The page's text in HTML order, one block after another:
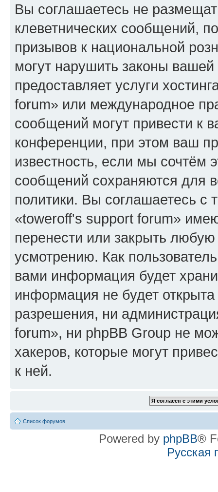
Вы соглашаетесь не
клеветнических сообщений,
призывов к национальной
могут нарушить законы
предоставляет услуги
forum» или международное
сообщений могут привести к
конференции, при этом ваш
известность, если мы сочтём
сообщений сохраняются для
политики. Вы соглашаетесь
«toweroff's support forum»
перенести или закрыть
усмотрению. Как
вами информация будет
информация не будет
разрешения, ни
forum», ни phpBB Group не
хакеров, которые могут
к ней.
Список форумов
Powered by phpBB®
Русская